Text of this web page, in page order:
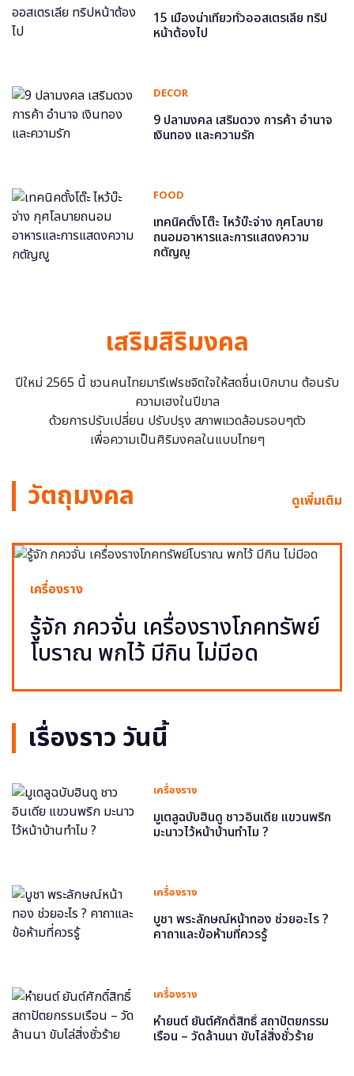
15 เมืองน่าเที่ยวทั่วออสเตรเลีย ทริป
หน้าต้องไป
DECOR
9 ปลามงคล เสริมดวง การค้า อำนาจ
เงินทอง และความรัก
FOOD
เทคนิคตั้งโต๊ะ ไหว้บ๊ะจ่าง กุศโลบาย
ถนอมอาหารและการแสดงความ
กตัญญู
เสริมสิริมงคล
ปีใหม่ 2565 นี้ ชวนคนไทยมารีเฟรชจิตใจให้สดชื่นเบิกบาน ต้อนรับ
ความเฮงในปีขาล
ด้วยการปรับเปลี่ยน ปรับปรุง สภาพแวดล้อมรอบๆตัว
เพื่อความเป็นศิริมงคลในแบบไทยๆ
วัตถุมงคล ดูเพิ่มเติม
เครื่องราง
รู้จัก ภควจั่น เครื่องรางโภคทรัพย์
โบราณ พกไว้ มีกิน ไม่มีอด
เรื่องราว วันนี้
เครื่องราง
มูเตลูฉบับฮินดู ชาวอินเดีย แขวนพริก
มะนาวไว้หน้าบ้านทำไม ?
เครื่องราง
บูชา พระลักษณ์หน้าทอง ช่วยอะไร ?
คาถาและข้อห้ามที่ควรรู้
เครื่องราง
หำยนต์ ยันต์ศักดิ์สิทธิ์ สถาปัตยกรรม
เรือน – วัดล้านนา ขับไล่สิ่งชั่วร้าย